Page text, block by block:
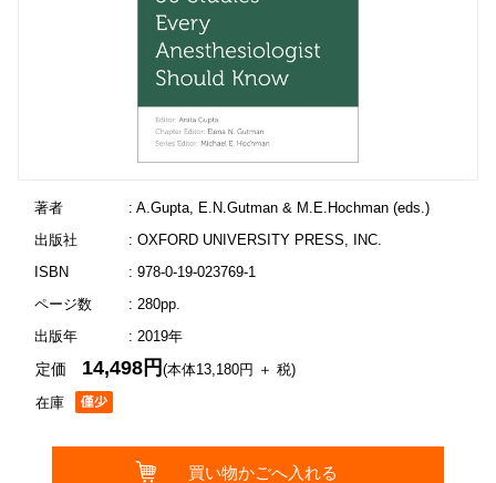
著者
: A.Gupta, E.N.Gutman & M.E.Hochman (eds.)
出版社
: OXFORD UNIVERSITY PRESS, INC.
ISBN
: 978-0-19-023769-1
ページ数
: 280pp.
出版年
: 2019年
在庫
定価 14,498円(本体13,180円 ＋ 税)